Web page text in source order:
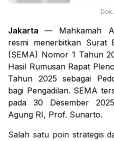
Jakarta— Mahkamah
resmi menerbitkan Surat
(SEMA) Nomor 1 Tahun
Hasil Rumusan Rapat
Tahun 2025 sebagai
bagi Pengadilan. SEMA
pada 30 Desember
Agung RI, Prof. Sunarto.
Salah satu poin strategis